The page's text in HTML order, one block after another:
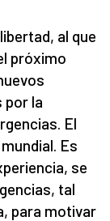
al que
próximo
por la
El
Es
se
tal
para motivar